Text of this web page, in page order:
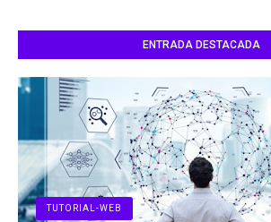
ENTRADA DESTACADA
TUTORIAL-WEB